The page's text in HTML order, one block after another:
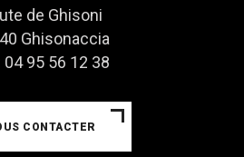
de Ghisoni
Ghisonaccia
04 95 56 12 38
CONTACTER